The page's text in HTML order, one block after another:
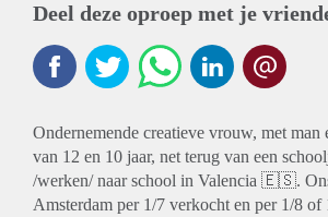
Deel deze oproep met je
Ondernemende creatieve vrouw, met man
van 12 en 10 jaar, net terug van een
/werken/ naar school in Valencia 🇪🇸.
Amsterdam per 1/7 verkocht en per 1/8 of